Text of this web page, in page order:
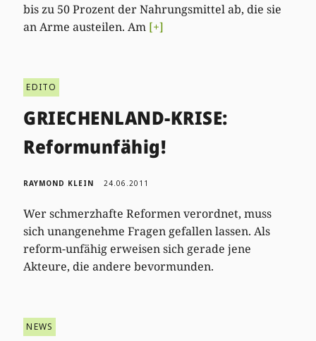
bis zu 50 Prozent der Nahrungsmittel ab, die sie
an Arme austeilen. Am [+]
EDITO
GRIECHENLAND-KRISE:
Reformunfähig!
RAYMOND KLEIN 24.06.2011
Wer schmerzhafte Reformen verordnet, muss
sich unangenehme Fragen gefallen lassen. Als
reform-unfähig erweisen sich gerade jene
Akteure, die andere bevormunden.
NEWS